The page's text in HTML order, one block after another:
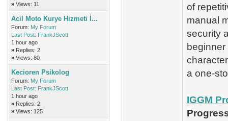
» Views: 11
Acil Moto Kurye Hizmeti İ...
Forum: My Forum
Last Post: FrankJScott
1 hour ago
» Replies: 2
» Views: 80
Kecioren Psikolog
Forum: My Forum
Last Post: FrankJScott
1 hour ago
» Replies: 2
» Views: 125
of
manual
security
a one-
IGGM